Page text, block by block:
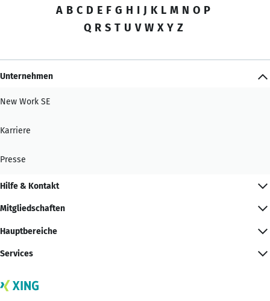
A B C D E F G H I J K L M N O P
Q R S T U V W X Y Z
Unternehmen
New Work SE
Karriere
Presse
Hilfe & Kontakt
Mitgliedschaften
Hauptbereiche
Services